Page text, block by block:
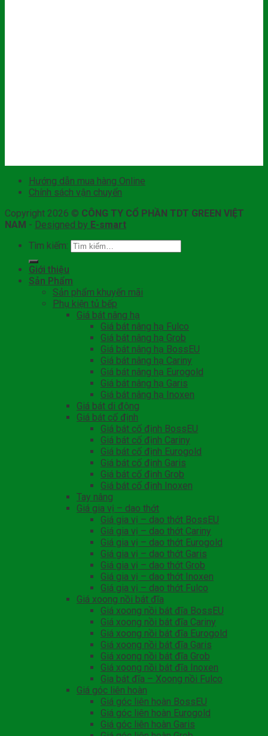
Hướng dẫn mua hàng Online
Chính sách vận chuyển
Copyright 2026 © CÔNG TY CỔ PHẦN TDT GREEN VIỆT
NAM - Designed by E-smart
Tìm kiếm:
Giới thiệu
Sản Phẩm
Sản phẩm khuyến mãi
Phụ kiện tủ bếp
Giá bát nâng hạ
Giá bát nâng hạ Fulco
Giá bát nâng hạ Grob
Giá bát nâng hạ BossEU
Giá bát nâng hạ Cariny
Giá bát nâng hạ Eurogold
Giá bát nâng hạ Garis
Giá bát nâng hạ Inoxen
Giá bát di động
Giá bát cố định
Giá bát cố định BossEU
Giá bát cố định Cariny
Giá bát cố định Eurogold
Giá bát cố định Garis
Giá bát cố định Grob
Giá bát cố định Inoxen
Tay nâng
Giá gia vị – dao thớt
Giá gia vị – dao thớt BossEU
Giá gia vị – dao thớt Cariny
Giá gia vị – dao thớt Eurogold
Giá gia vị – dao thớt Garis
Giá gia vị – dao thớt Grob
Giá gia vị – dao thớt Inoxen
Giá gia vị – dao thớt Fulco
Giá xoong nồi bát đĩa
Giá xoong nồi bát đĩa BossEU
Giá xoong nồi bát đĩa Cariny
Giá xoong nồi bát đĩa Eurogold
Giá xoong nồi bát đĩa Garis
Giá xoong nồi bát đĩa Grob
Giá xoong nồi bát đĩa Inoxen
Gia bát đĩa – Xoong nồi Fulco
Giá góc liên hoàn
Giá góc liên hoàn BossEU
Giá góc liên hoàn Eurogold
Giá góc liên hoàn Garis